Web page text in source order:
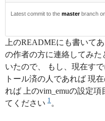
Latest commit to the masterbranch
上のREADMEにも書いて
の作者の方に連絡してみ
いたので、 もし、現在すで
トール済の人であれば 現
れば 上のvim_emuの設定
てください 1 。